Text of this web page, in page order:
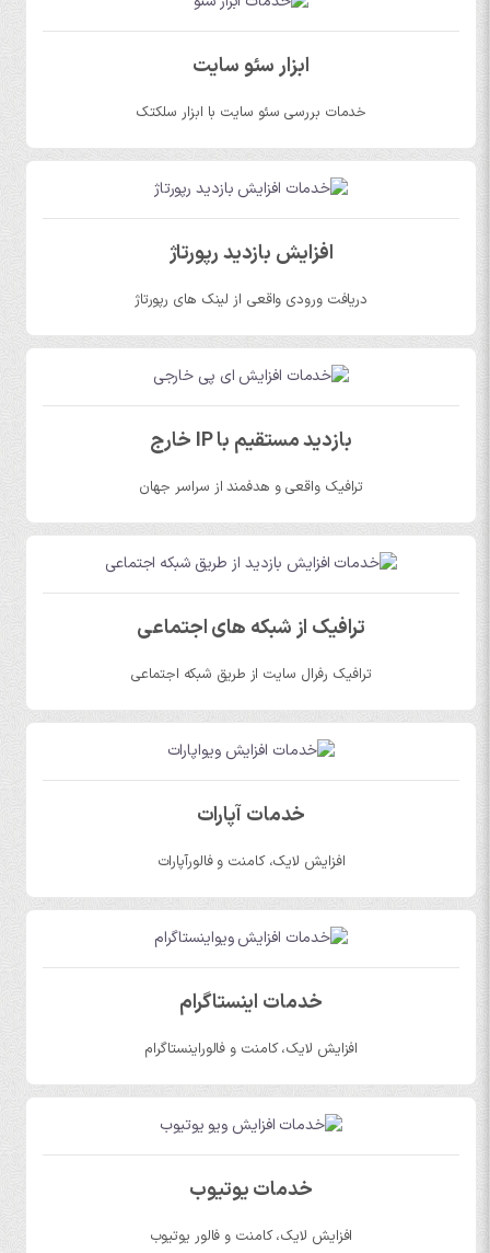
ابزار سئو سایت
خدمات بررسی سئو سایت با ابزار سلکتک
افزایش بازدید رپورتاژ
دریافت ورودی واقعی از لینک های رپورتاژ
بازدید مستقیم با IP خارج
ترافیک واقعی و هدفمند از سراسر جهان
ترافیک از شبکه های اجتماعی
ترافیک رفرال سایت از طریق شبکه اجتماعی
خدمات آپارات
افزایش لایک، کامنت و فالورآپارات
خدمات اینستاگرام
افزایش لایک، کامنت و فالوراینستاگرام
خدمات یوتیوب
افزایش لایک، کامنت و فالور یوتیوب